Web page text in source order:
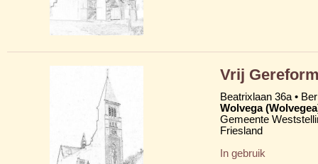
Vrij
Beatrixlaan 36a •
Wolvega
Gemeente
Friesland
In gebruik